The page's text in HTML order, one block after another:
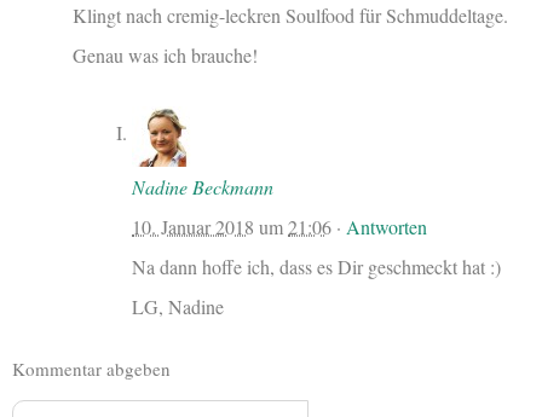
Klingt nach cremig-leckren Soulfood für Schmuddeltage.
Genau was ich brauche!
Nadine Beckmann
10. Januar 2018 um21:06 · Antworten
Na dann hoffe ich, dass es Dir geschmeckt hat :)
LG, Nadine
Kommentar abgeben